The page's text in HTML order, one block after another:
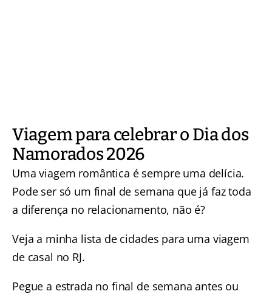
Viagem para celebrar o Dia dos
Namorados 2026
Uma viagem romântica é sempre uma delícia.
Pode ser só um final de semana que já faz toda
a diferença no relacionamento, não é?
Veja a minha lista de cidades para uma viagem
de casal no RJ.
Pegue a estrada no final de semana antes ou